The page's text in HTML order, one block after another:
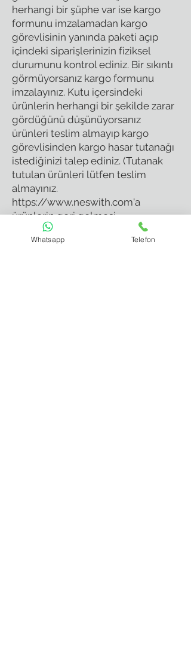
herhangi bir şüphe var ise kargo
formunu imzalamadan kargo
görevlisinin yanında paketi açıp
içindeki siparişlerinizin fiziksel
durumunu kontrol ediniz. Bir sıkıntı
görmüyorsanız kargo formunu
imzalayınız. Kutu içersindeki
ürünlerin herhangi bir şekilde zarar
gördüğünü düşünüyorsanız
ürünleri teslim almayıp kargo
görevlisinden kargo hasar tutanağı
istediğinizi talep ediniz. (Tutanak
tutulan ürünleri lütfen teslim
almayınız.
https://www.neswith.com'a
ürünlerin geri gelmesi
gerekmektedir.)
Whatsapp Telefon